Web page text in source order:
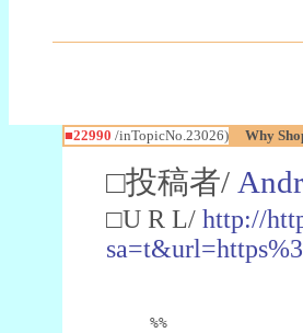
■22990 /inTopicNo.23026) Why
□投稿者/
□U R L/ http://
%%